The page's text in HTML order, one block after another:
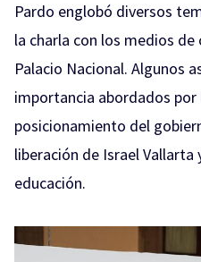
Pardo englobó diversos
la charla con los medios
Palacio Nacional. Algunos
importancia abordados
posicionamiento del
liberación de Israel
educación.